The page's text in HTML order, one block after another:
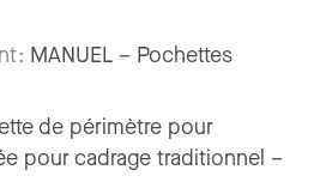
MANUEL – Pochettes
de périmètre pour
pour cadrage traditionnel –